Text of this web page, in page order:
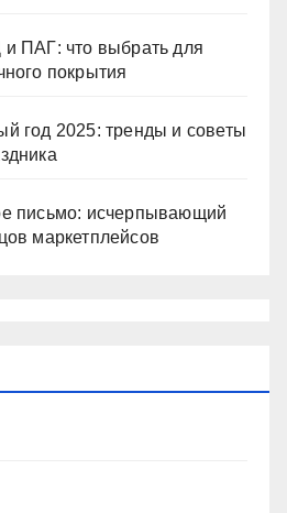
ПАГ: что выбрать для
покрытия
год 2025: тренды и советы
письмо: исчерпывающий
маркетплейсов